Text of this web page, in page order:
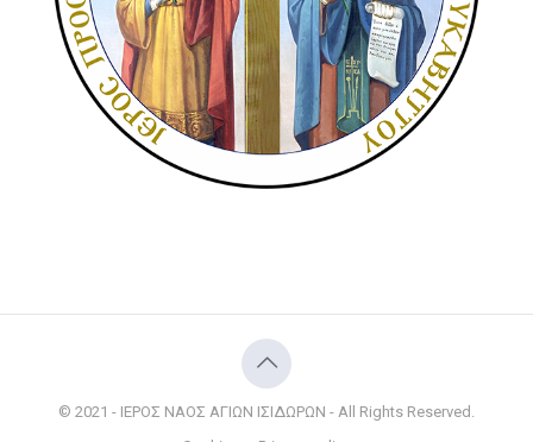
© 2021 - ΙΕΡΟΣ ΝΑΟΣ ΑΓΙΩΝ ΙΣΙΔΩΡΩΝ - All Rights Reserved.